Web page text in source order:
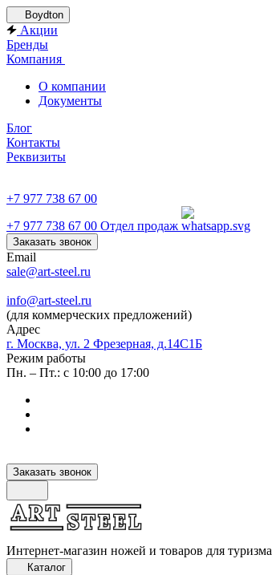
Boydton
Акции
Бренды
Компания
О компании
Документы
Блог
Контакты
Реквизиты
+7 977 738 67 00
+7 977 738 67 00 Отдел продаж
Заказать звонок
Email
sale@art-steel.ru
info@art-steel.ru
(для коммерческих предложений)
Адрес
г. Москва, ул. 2 Фрезерная, д.14С1Б
Режим работы
Пн. – Пт.: с 10:00 до 17:00
Заказать звонок
Интернет-магазин ножей и товаров для туризма
Каталог